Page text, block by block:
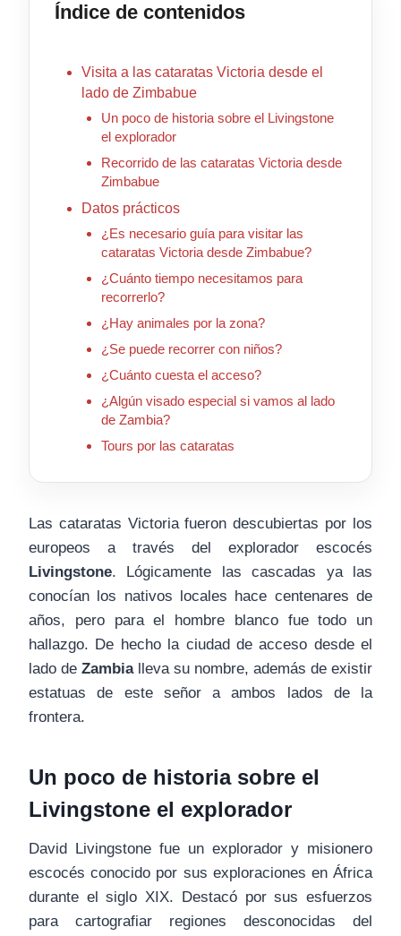
Índice de contenidos
Visita a las cataratas Victoria desde el
lado de Zimbabue
Un poco de historia sobre el Livingstone
el explorador
Recorrido de las cataratas Victoria desde
Zimbabue
Datos prácticos
¿Es necesario guía para visitar las
cataratas Victoria desde Zimbabue?
¿Cuánto tiempo necesitamos para
recorrerlo?
¿Hay animales por la zona?
¿Se puede recorrer con niños?
¿Cuánto cuesta el acceso?
¿Algún visado especial si vamos al lado
de Zambia?
Tours por las cataratas
Las cataratas Victoria fueron descubiertas por los
europeos a través del explorador escocés
Livingstone. Lógicamente las cascadas ya las
conocían los nativos locales hace centenares de
años, pero para el hombre blanco fue todo un
hallazgo. De hecho la ciudad de acceso desde el
lado de Zambialleva su nombre, además de existir
estatuas de este señor a ambos lados de la
frontera.
Un poco de historia sobre el
Livingstone el explorador
David Livingstone fue un explorador y misionero
escocés conocido por sus exploraciones en África
durante el siglo XIX. Destacó por sus esfuerzos
para cartografiar regiones desconocidas del